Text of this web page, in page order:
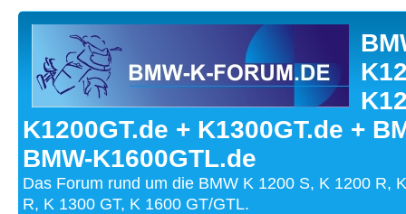
K1200GT.de + K1300GT.de +
BMW-K1600GTL.de
Das Forum rund um die BMW K 1200 S, K 1200 R,
R, K 1300 GT, K 1600 GT/GTL.